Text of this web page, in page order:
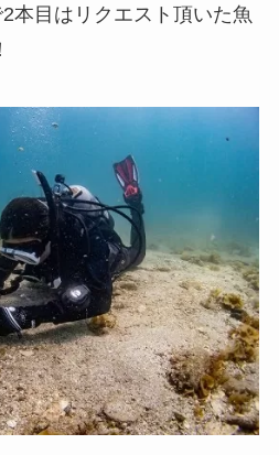
本目はリクエスト頂いた魚